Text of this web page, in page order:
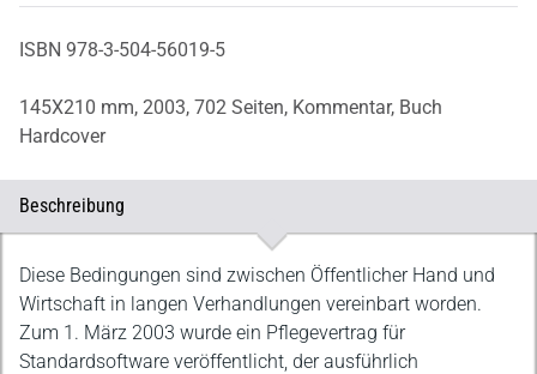
ISBN 978-3-504-56019-5
145X210 mm, 2003, 702 Seiten, Kommentar, Buch
Hardcover
Beschreibung
Beschreibung
Diese Bedingungen sind zwischen Öffentlicher Hand und
Wirtschaft in langen Verhandlungen vereinbart worden.
Zum 1. März 2003 wurde ein Pflegevertrag für
Standardsoftware veröffentlicht, der ausführlich